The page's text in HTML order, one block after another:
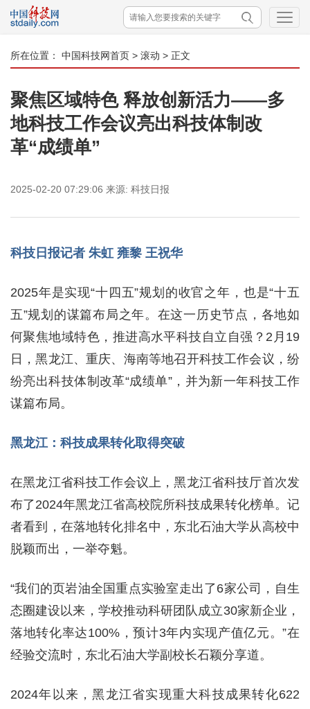
所在位置： 中国科技网首页 > 滚动 > 正文
聚焦区域特色 释放创新活力——多
地科技工作会议亮出科技体制改
革“成绩单”
2025-02-20 07:29:06 来源: 科技日报
科技日报记者 朱虹 雍黎 王祝华
2025年是实现“十四五”规划的收官之年，也是“十五
五”规划的谋篇布局之年。在这一历史节点，各地如
何聚焦地域特色，推进高水平科技自立自强？2月19
日，黑龙江、重庆、海南等地召开科技工作会议，纷
纷亮出科技体制改革“成绩单”，并为新一年科技工作
谋篇布局。
黑龙江：科技成果转化取得突破
在黑龙江省科技工作会议上，黑龙江省科技厅首次发
布了2024年黑龙江省高校院所科技成果转化榜单。记
者看到，在落地转化排名中，东北石油大学从高校中
脱颖而出，一举夺魁。
“我们的页岩油全国重点实验室走出了6家公司，自生
态圈建设以来，学校推动科研团队成立30家新企业，
落地转化率达100%，预计3年内实现产值亿元。”在
经验交流时，东北石油大学副校长石颖分享道。
2024年以来，黑龙江省实现重大科技成果转化622